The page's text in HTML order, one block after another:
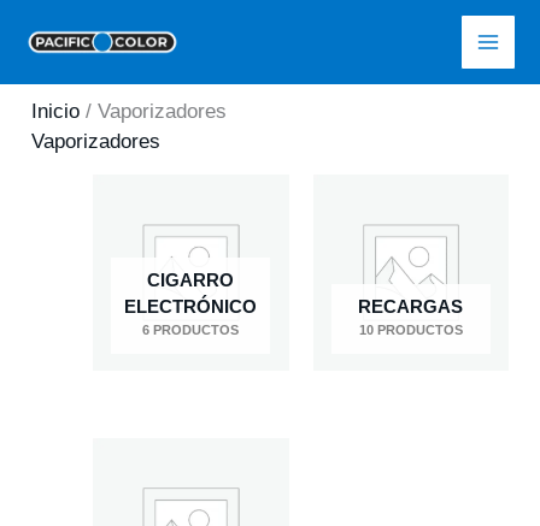
contenido
Inicio / Vaporizadores
Vaporizadores
CIGARRO
ELECTRÓNICO
6 PRODUCTOS
RECARGAS
10 PRODUCTOS